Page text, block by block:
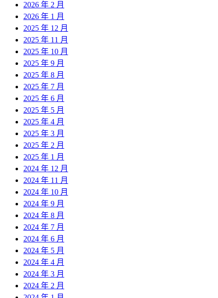
2026 年 2 月
2026 年 1 月
2025 年 12 月
2025 年 11 月
2025 年 10 月
2025 年 9 月
2025 年 8 月
2025 年 7 月
2025 年 6 月
2025 年 5 月
2025 年 4 月
2025 年 3 月
2025 年 2 月
2025 年 1 月
2024 年 12 月
2024 年 11 月
2024 年 10 月
2024 年 9 月
2024 年 8 月
2024 年 7 月
2024 年 6 月
2024 年 5 月
2024 年 4 月
2024 年 3 月
2024 年 2 月